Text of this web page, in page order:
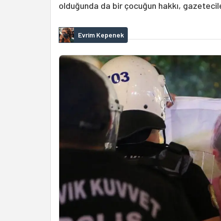
olduğunda da bir çocuğun hakkı,
Evrim Kepenek